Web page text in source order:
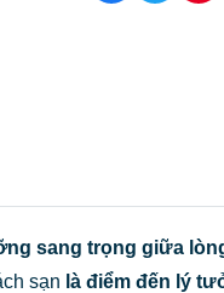
sang trọng giữa
sạn là điểm đến lý